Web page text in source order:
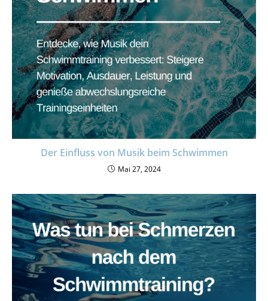
Der Einfluss von Musik beim Schwimmen
Mai 27, 2024